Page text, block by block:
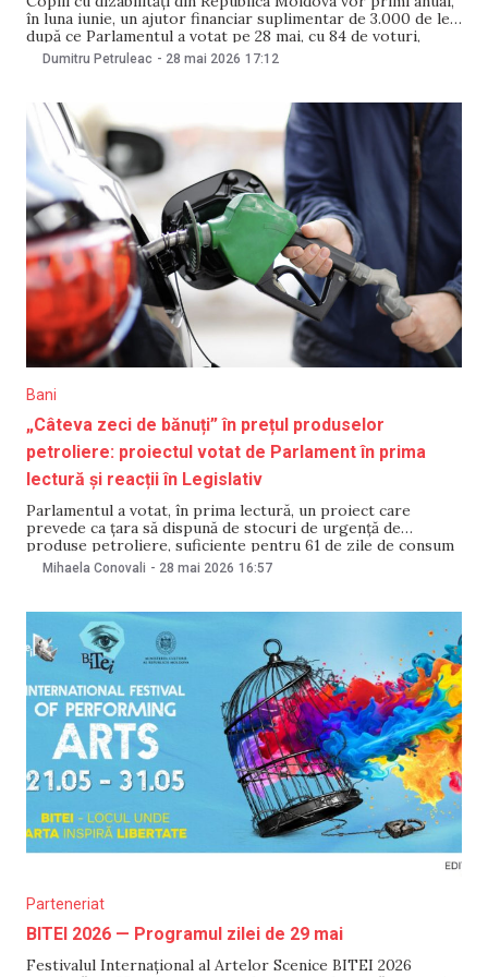
în luna iunie, un ajutor financiar suplimentar de 3.000 de lei,
după ce Parlamentul a votat pe 28 mai, cu 84 de voturi,
proiectul de lege care prevede această măsură. Plata va fi
Dumitru Petruleac - 28 mai 2026 17:12
Bani
„Câteva zeci de bănuți” în prețul produselor
petroliere: proiectul votat de Parlament în prima
lectură și reacții în Legislativ
Parlamentul a votat, în prima lectură, un proiect care
prevede ca țara să dispună de stocuri de urgență de
produse petroliere, suficiente pentru 61 de zile de consum
intern sau echivalentul a cel puțin 90 de zile de importuri
Mihaela Conovali - 28 mai 2026 16:57
Parteneriat
BITEI 2026 — Programul zilei de 29 mai
Festivalul Internațional al Artelor Scenice BITEI 2026